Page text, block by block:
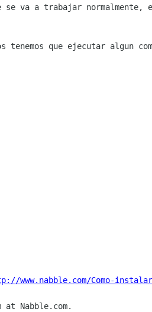
se va a trabajar normalmente,
que ejecutar algun
www.nabble.com/Como-
at Nabble.com.